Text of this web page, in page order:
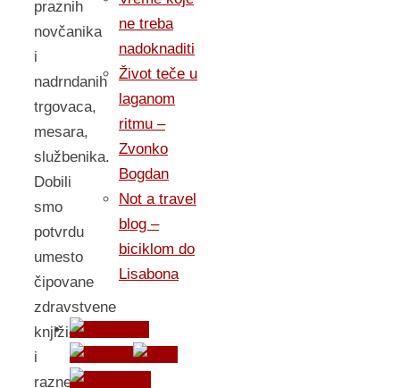
praznih
novčanika
i
nadrndanih
trgovaca,
mesara,
službenika.
Dobili
smo
potvrdu
umesto
čipovane
zdravstvene
knjižice
i
razne
ne treba
nadoknaditi
Život teče u
laganom
ritmu –
Zvonko
Bogdan
Not a travel
blog –
biciklom do
Lisabona